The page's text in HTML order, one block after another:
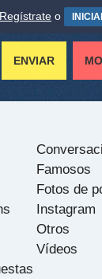
Regístrate o
ENVIAR
Famosos
Fotos de
Instagram
Otros
Vídeos